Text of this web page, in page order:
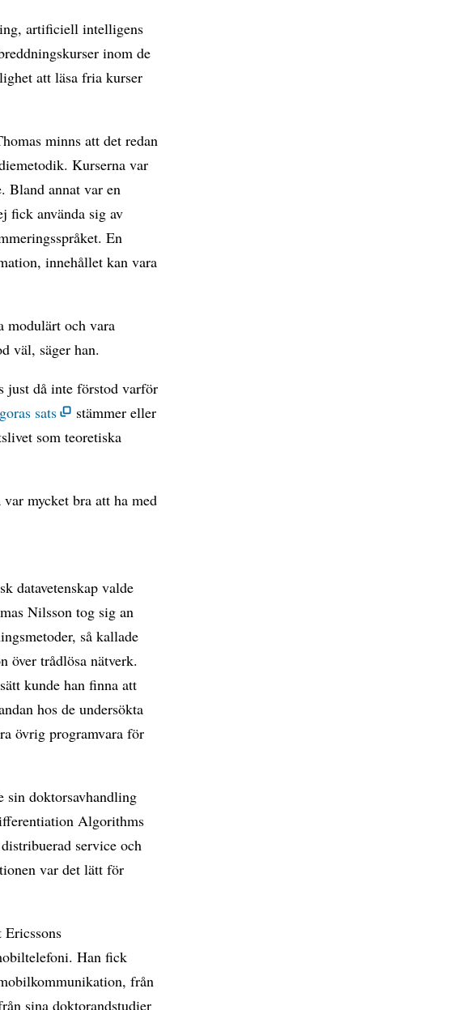
artificiell intelligens
inom de
att läsa fria kurser
minns att det redan
Kurserna var
Bland annat var en
fick använda sig av
En
innehållet kan vara
modulärt och vara
väl, säger han.
just då inte förstod varför
sats
stämmer eller
som teoretiska
mycket bra att ha med
datavetenskap valde
Nilsson tog sig an
så kallade
över trådlösa nätverk.
kunde han finna att
hos de undersökta
övrig programvara för
sin doktorsavhandling
Algorithms
service och
var det lätt för
Ericssons
Han fick
från
sina doktorandstudier